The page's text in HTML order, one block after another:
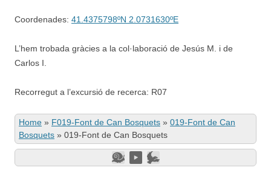
Coordenades: 41.4375798ºN 2.0731630ºE
L’hem trobada gràcies a la col·laboració de Jesús M. i de
Carlos I.
Recorregut a l’excursió de recerca: R07
Home » F019-Font de Can Bosquets » 019-Font de Can
Bosquets » 019-Font de Can Bosquets